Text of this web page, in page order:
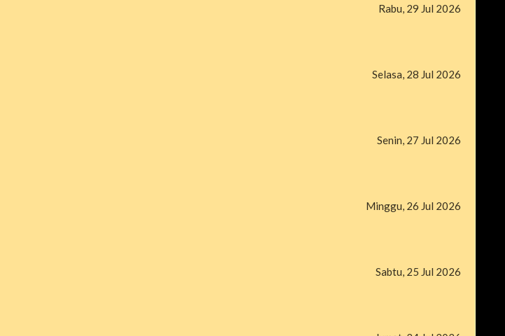
Rabu, 29 Jul 2026
Selasa, 28 Jul 2026
Senin, 27 Jul 2026
Minggu, 26 Jul 2026
Sabtu, 25 Jul 2026